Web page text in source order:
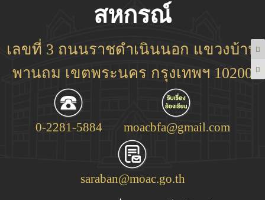
สหกรณ์
เลขที่ 3 ถนนราชดำเนินนอก แขวงบ้าน
พานถม เขตพระนคร กรุงเทพฯ 10200
0-2281-5884 moacbfa@gmail.com
saraban@moac.go.th